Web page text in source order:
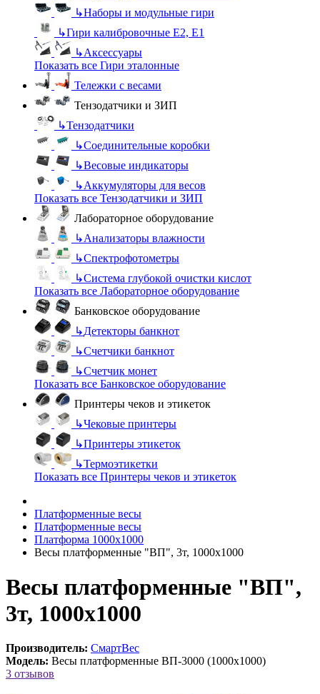
↳Наборы и модульные гири
↳Гири калибровочные E2, Е1
↳Аксессуары
Показать все Гири эталонные
Тележки с весами
Тензодатчики и ЗИП
↳Тензодатчики
↳Соединительные коробки
↳Весовые индикаторы
↳Аккумуляторы для весов
Показать все Тензодатчики и ЗИП
Лабораторное оборудование
↳Анализаторы влажности
↳Спектрофотометры
↳Система глубокой очистки кислот
Показать все Лабораторное оборудование
Банковское оборудование
↳Детекторы банкнот
↳Счетчики банкнот
↳Счетчик монет
Показать все Банковское оборудование
Принтеры чеков и этикеток
↳Чековые принтеры
↳Принтеры этикеток
↳Термоэтикетки
Показать все Принтеры чеков и этикеток
Платформенные весы
Платформенные весы
Платформа 1000х1000
Весы платформенные "ВП", 3т, 1000х1000
Весы платформенные "ВП",
3т, 1000х1000
Производитель: СмартВес
Модель: Весы платформенные ВП-3000 (1000х1000)
3 отзывов